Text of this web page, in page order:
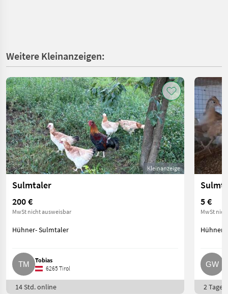
Weitere Kleinanzeigen:
Kleinanzeige
Sulmtaler
200 €
MwSt nicht ausweisbar
Hühner- Sulmtaler
Tobias
6265 Tirol
14 Std. online
5 €
MwSt
Hühner-
2 Tage